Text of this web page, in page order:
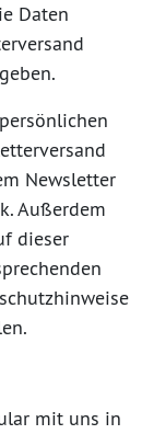
Daten
Newsletter
Außerdem
dieser
mit uns in